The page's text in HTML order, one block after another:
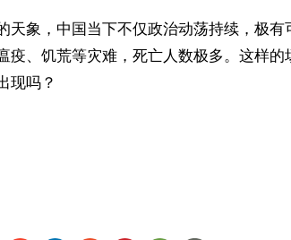
天象，中国当下不仅政治动荡持续，极有
疫、饥荒等灾难，死亡人数极多。这样
现吗？